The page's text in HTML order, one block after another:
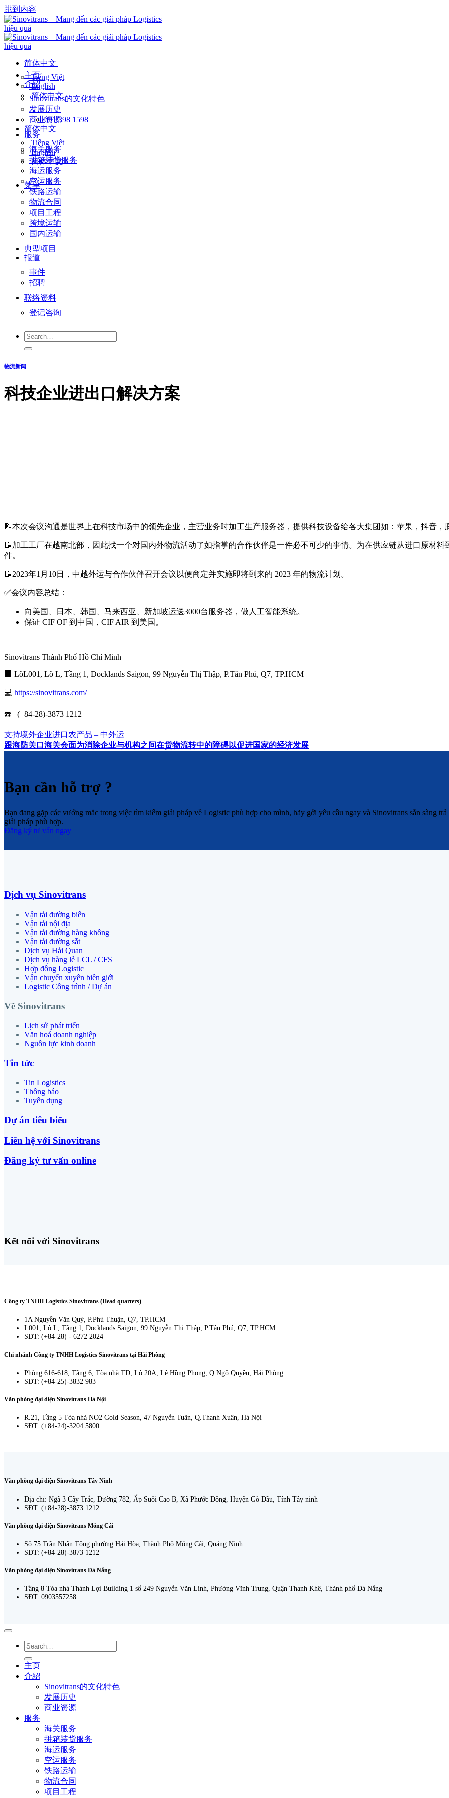
跳到内容
简体中文
Tiếng Việt
English
简体中文
091 398 1598
简体中文
Tiếng Việt
English
简体中文
菜单
主页
介紹
Sinovitrans的文化特色
发展历史
商业资源
服务
海关服务
拼箱装货服务
海运服务
空运服务
铁路运输
物流合同
项目工程
跨境运输
国内运输
典型项目
报道
事件
招聘
联络资料
登记咨询
物流新闻
科技企业进出口解决方案
📝本次会议沟通是世界上在科技市场中的领先企业，主营业务时加工生产服务器，提供科技设备给各大集团如：苹果，抖音，
📝加工工厂在越南北部，因此找一个对国内外物流活动了如指掌的合作伙伴是一件必不可少的事情。为在供应链从进口原材
件。
📝2023年1月10日，中越外运与合作伙伴召开会议以便商定并实施即将到来的 2023 年的物流计划。
✅会议内容总结：
向美国、日本、韩国、马来西亚、新加坡运送3000台服务器，做人工智能系统。
保证 CIF OF 到中国，CIF AIR 到美国。
——————————————————–
Sinovitrans Thành Phố Hồ Chí Minh
🏢 LôL001, Lô L, Tầng 1, Docklands Saigon, 99 Nguyễn Thị Thập, P.Tân Phú, Q7, TP.HCM
💻 https://sinovitrans.com/
☎️ (+84-28)-3873 1212
支持境外企业进口农产品 – 中外运
跟海防关口海关会面为消除企业与机构之间在货物流转中的障碍以促进国家的经济发展
Bạn cần hỗ trợ ?
Bạn đang gặp các vướng mắc trong việc tìm kiếm giải pháp về Logistic phù hợp cho mình, hãy gởi yêu cầu ngay và Sinovitrans sẵn sàng
giải pháp phù hợp.
Đăng ký tư vấn ngay
Dịch vụ Sinovitrans
Vận tải đường biển
Vận tải nội địa
Vận tải đường hàng không
Vận tải đường sắt
Dịch vụ Hải Quan
Dịch vụ hàng lẻ LCL / CFS
Hợp đồng Logistic
Vận chuyển xuyên biên giới
Logistic Công trình / Dự án
Về Sinovitrans
Lịch sử phát triển
Văn hoá doanh nghiệp
Nguồn lực kinh doanh
Tin tức
Tin Logistics
Thông báo
Tuyển dụng
Dự án tiêu biểu
Liên hệ với Sinovitrans
Đăng ký tư vấn online
Kết nối với Sinovitrans
Công ty TNHH Logistics Sinovitrans (Head quarters)
1A Nguyễn Văn Quỳ, P.Phú Thuận, Q7, TP.HCM
L001, Lô L, Tầng 1, Docklands Saigon, 99 Nguyễn Thị Thập, P.Tân Phú, Q7, TP.HCM
SĐT: (+84-28) - 6272 2024
Chi nhánh Công ty TNHH Logistics Sinovitrans tại Hải Phòng
Phòng 616-618, Tầng 6, Tòa nhà TD, Lô 20A, Lê Hồng Phong, Q.Ngô Quyền, Hải Phòng
SĐT: (+84-25)-3832 983
Văn phòng đại diện Sinovitrans Hà Nội
R.21, Tầng 5 Tòa nhà NO2 Gold Season, 47 Nguyễn Tuân, Q.Thanh Xuân, Hà Nội
SĐT: (+84-24)-3204 5800
Văn phòng đại diện Sinovitrans Tây Ninh
Địa chỉ: Ngã 3 Cây Trắc, Đường 782, Ấp Suối Cao B, Xã Phước Đông, Huyện Gò Dầu, Tỉnh Tây ninh
SĐT: (+84-28)-3873 1212
Văn phòng đại diện Sinovitrans Móng Cái
Số 75 Trần Nhân Tông phường Hải Hòa, Thành Phố Móng Cái, Quảng Ninh
SĐT: (+84-28)-3873 1212
Văn phòng đại diện Sinovitrans Đà Nẵng
Tầng 8 Tòa nhà Thành Lợi Building 1 số 249 Nguyễn Văn Linh, Phường Vĩnh Trung, Quận Thanh Khê, Thành phố Đà Nẵng
SĐT: 0903557258
主页
介紹
Sinovitrans的文化特色
发展历史
商业资源
服务
海关服务
拼箱装货服务
海运服务
空运服务
铁路运输
物流合同
项目工程